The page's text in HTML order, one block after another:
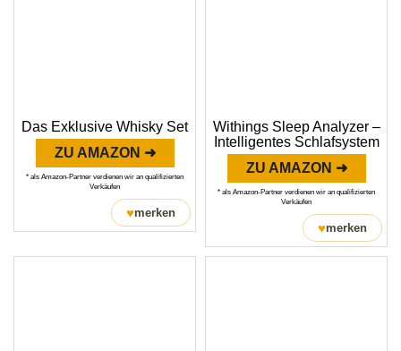
Das Exklusive Whisky Set
ZU AMAZON ➜
* als Amazon-Partner verdienen wir an qualifizierten
Verkäufen
♥merken
Withings Sleep Analyzer –
Intelligentes Schlafsystem
ZU AMAZON ➜
* als Amazon-Partner verdienen wir an qualifizierten
Verkäufen
♥merken